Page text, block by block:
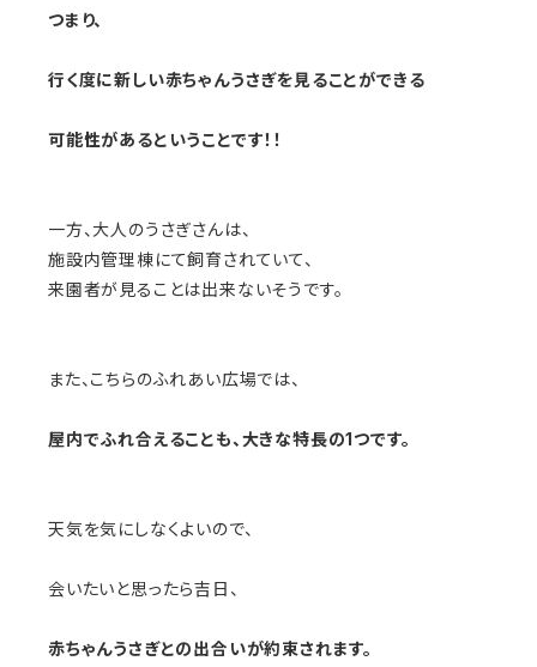
つまり、
行く度に新しい赤ちゃんうさぎを見ることができる
可能性があるということです！！
一方、大人のうさぎさんは、
施設内管理棟にて飼育されていて、
来園者が見ることは出来ないそうです。
また、こちらのふれあい広場では、
屋内でふれ合えることも、大きな特長の1つです。
天気を気にしなくよいので、
会いたいと思ったら吉日、
赤ちゃんうさぎとの出合いが約束されます。